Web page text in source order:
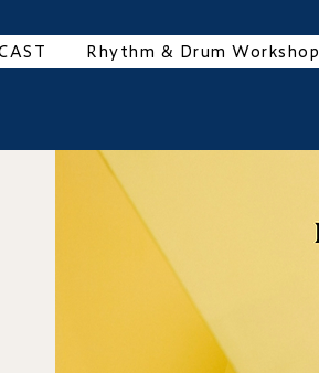
Rhythm & Drum Workshop